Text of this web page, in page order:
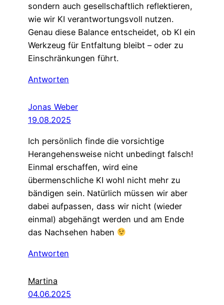
sondern auch gesellschaftlich reflektieren,
wie wir KI verantwortungsvoll nutzen.
Genau diese Balance entscheidet, ob KI ein
Werkzeug für Entfaltung bleibt – oder zu
Einschränkungen führt.
Antworten
Jonas Weber
19.08.2025
Ich persönlich finde die vorsichtige
Herangehensweise nicht unbedingt falsch!
Einmal erschaffen, wird eine
übermenschliche KI wohl nicht mehr zu
bändigen sein. Natürlich müssen wir aber
dabei aufpassen, dass wir nicht (wieder
einmal) abgehängt werden und am Ende
das Nachsehen haben
Antworten
Martina
04.06.2025